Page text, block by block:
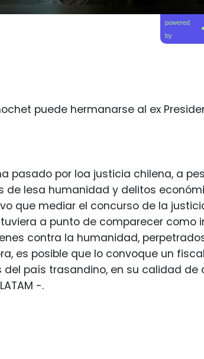
powered
by
puede hermanarse al ex
pasado por loa justicia chilena, a
de lesa humanidad y delitos
que mediar el concurso de la
a punto de comparecer como
contra la humanidad,
es posible que lo convoque un
país trasandino, en su calidad de
-.